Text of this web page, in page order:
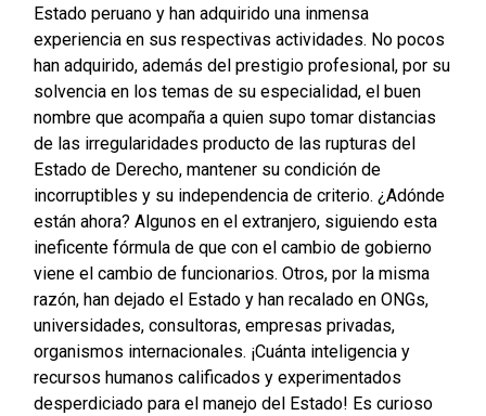
Estado peruano y han adquirido una inmensa
experiencia en sus respectivas actividades. No pocos
han adquirido, además del prestigio profesional, por su
solvencia en los temas de su especialidad, el buen
nombre que acompaña a quien supo tomar distancias
de las irregularidades producto de las rupturas del
Estado de Derecho, mantener su condición de
incorruptibles y su independencia de criterio. ¿Adónde
están ahora? Algunos en el extranjero, siguiendo esta
ineficente fórmula de que con el cambio de gobierno
viene el cambio de funcionarios. Otros, por la misma
razón, han dejado el Estado y han recalado en ONGs,
universidades, consultoras, empresas privadas,
organismos internacionales. ¡Cuánta inteligencia y
recursos humanos calificados y experimentados
desperdiciado para el manejo del Estado! Es curioso